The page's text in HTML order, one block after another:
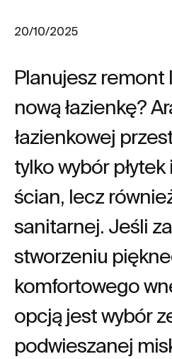
20/10/2025
Planujesz remont
nową łazienkę?
łazienkowej
tylko wybór płytek
ścian, lecz
sanitarnej. Jeśli
stworzeniu
komfortowego
opcją jest wybór
podwieszanej